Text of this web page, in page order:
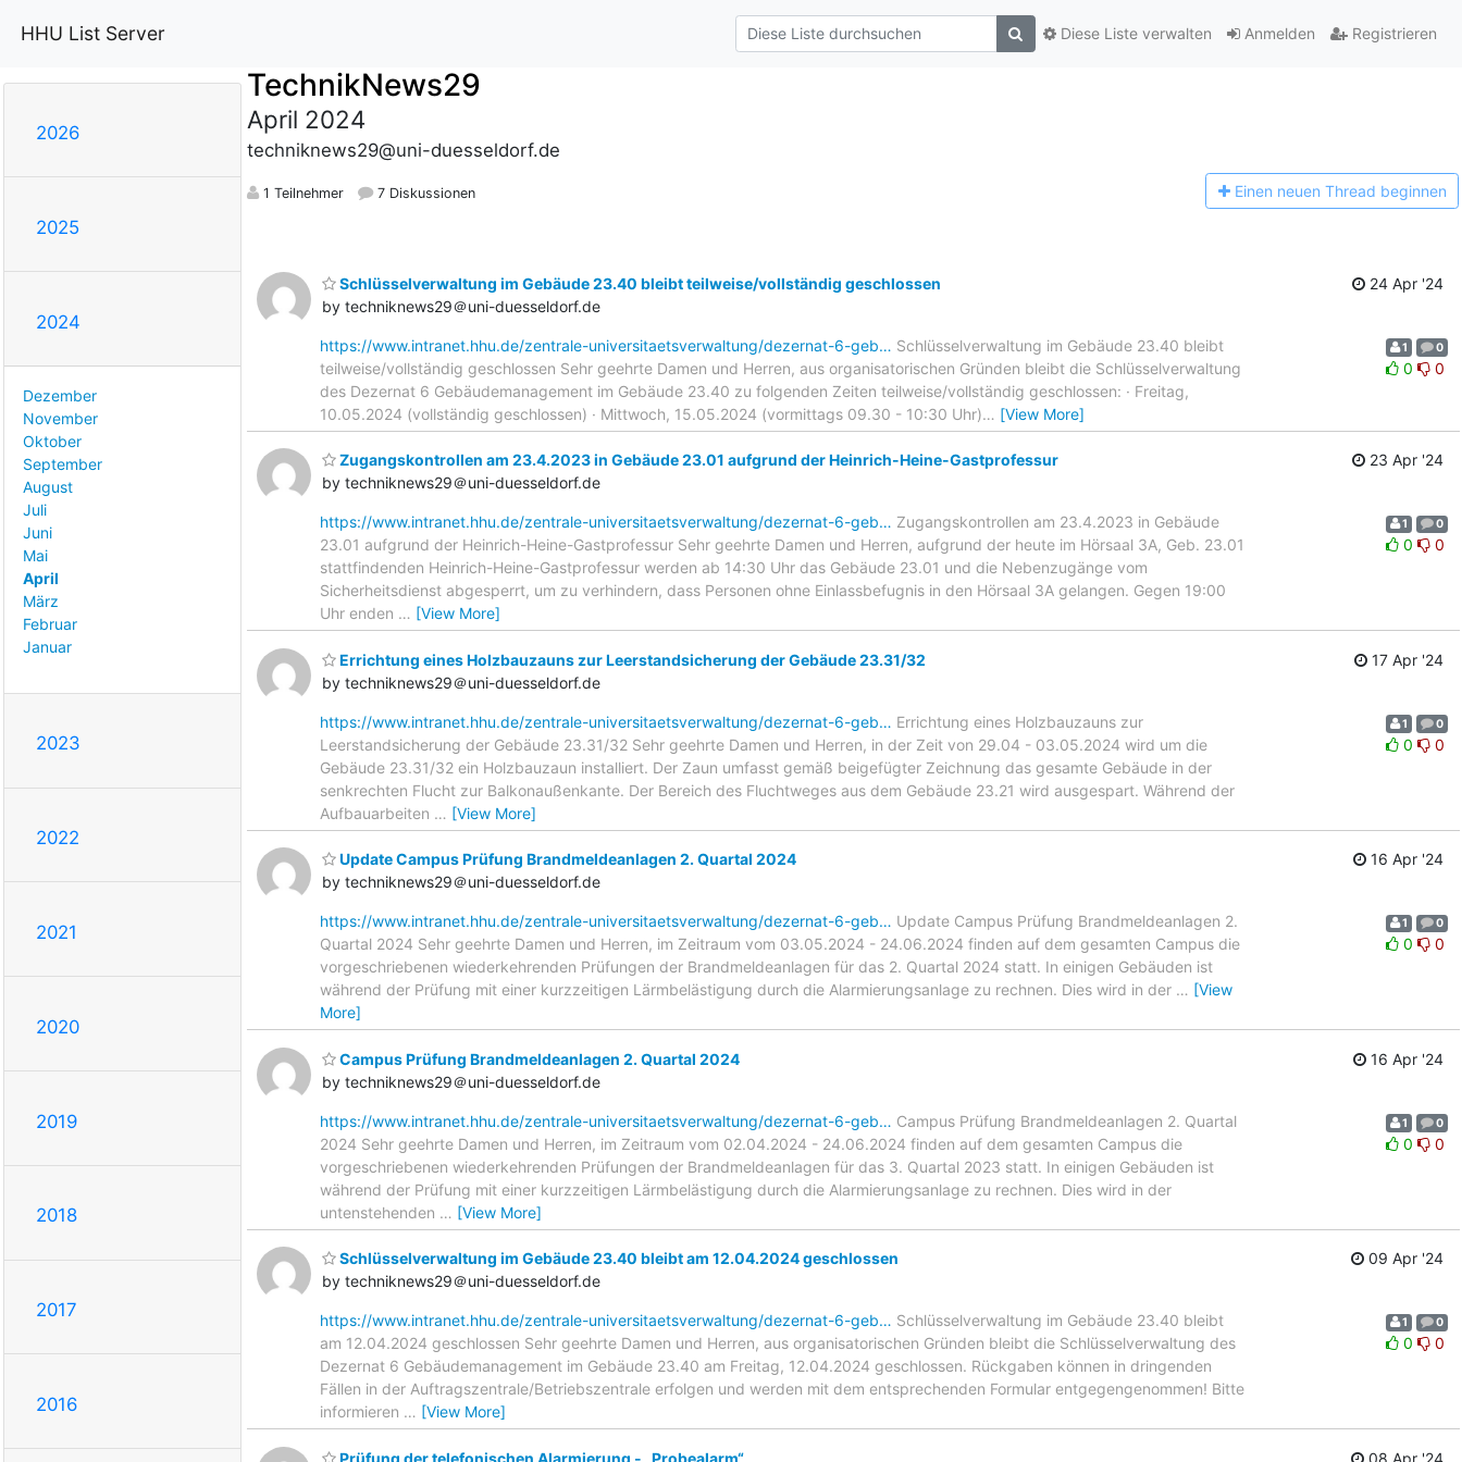
HHU List Server Anmelden Registrieren
Diese Liste verwalten
2026
2025
2024
Dezember
November
Oktober
September
August
Juli
Juni
Mai
April
März
Februar
Januar
2023
2022
2021
2020
2019
2018
2017
2016
TechnikNews29
April 2024
techniknews29@uni-duesseldorf.de
1 Teilnehmer 7 Diskussionen Einen neuen Thread beginnen
Schlüsselverwaltung im Gebäude 23.40 bleibt teilweise/vollständig geschlossen
by techniknews29＠uni-duesseldorf.de
24 Apr '24
https://www.intranet.hhu.de/zentrale-universitaetsverwaltung/dezernat-6-geb… Schlüsselverwaltung im Gebäude 23.40 bleibt
teilweise/vollständig geschlossen Sehr geehrte Damen und Herren, aus organisatorischen Gründen bleibt die Schlüsselverwaltung
des Dezernat 6 Gebäudemanagement im Gebäude 23.40 zu folgenden Zeiten teilweise/vollständig geschlossen: · Freitag,
10.05.2024 (vollständig geschlossen) · Mittwoch, 15.05.2024 (vormittags 09.30 - 10:30 Uhr)… [View More]
1 0
0 0
Zugangskontrollen am 23.4.2023 in Gebäude 23.01 aufgrund der Heinrich-Heine-Gastprofessur
by techniknews29＠uni-duesseldorf.de
23 Apr '24
https://www.intranet.hhu.de/zentrale-universitaetsverwaltung/dezernat-6-geb… Zugangskontrollen am 23.4.2023 in Gebäude
23.01 aufgrund der Heinrich-Heine-Gastprofessur Sehr geehrte Damen und Herren, aufgrund der heute im Hörsaal 3A, Geb. 23.01
stattfindenden Heinrich-Heine-Gastprofessur werden ab 14:30 Uhr das Gebäude 23.01 und die Nebenzugänge vom
Sicherheitsdienst abgesperrt, um zu verhindern, dass Personen ohne Einlassbefugnis in den Hörsaal 3A gelangen. Gegen 19:00
Uhr enden … [View More]
1 0
0 0
Errichtung eines Holzbauzauns zur Leerstandsicherung der Gebäude 23.31/32
by techniknews29＠uni-duesseldorf.de
17 Apr '24
https://www.intranet.hhu.de/zentrale-universitaetsverwaltung/dezernat-6-geb… Errichtung eines Holzbauzauns zur
Leerstandsicherung der Gebäude 23.31/32 Sehr geehrte Damen und Herren, in der Zeit von 29.04 - 03.05.2024 wird um die
Gebäude 23.31/32 ein Holzbauzaun installiert. Der Zaun umfasst gemäß beigefügter Zeichnung das gesamte Gebäude in der
senkrechten Flucht zur Balkonaußenkante. Der Bereich des Fluchtweges aus dem Gebäude 23.21 wird ausgespart. Während der
Aufbauarbeiten … [View More]
1 0
0 0
Update Campus Prüfung Brandmeldeanlagen 2. Quartal 2024
by techniknews29＠uni-duesseldorf.de
16 Apr '24
https://www.intranet.hhu.de/zentrale-universitaetsverwaltung/dezernat-6-geb… Update Campus Prüfung Brandmeldeanlagen 2.
Quartal 2024 Sehr geehrte Damen und Herren, im Zeitraum vom 03.05.2024 - 24.06.2024 finden auf dem gesamten Campus die
vorgeschriebenen wiederkehrenden Prüfungen der Brandmeldeanlagen für das 2. Quartal 2024 statt. In einigen Gebäuden ist
während der Prüfung mit einer kurzzeitigen Lärmbelästigung durch die Alarmierungsanlage zu rechnen. Dies wird in der … [View
More]
1 0
0 0
Campus Prüfung Brandmeldeanlagen 2. Quartal 2024
by techniknews29＠uni-duesseldorf.de
16 Apr '24
https://www.intranet.hhu.de/zentrale-universitaetsverwaltung/dezernat-6-geb… Campus Prüfung Brandmeldeanlagen 2. Quartal
2024 Sehr geehrte Damen und Herren, im Zeitraum vom 02.04.2024 - 24.06.2024 finden auf dem gesamten Campus die
vorgeschriebenen wiederkehrenden Prüfungen der Brandmeldeanlagen für das 3. Quartal 2023 statt. In einigen Gebäuden ist
während der Prüfung mit einer kurzzeitigen Lärmbelästigung durch die Alarmierungsanlage zu rechnen. Dies wird in der
untenstehenden … [View More]
1 0
0 0
Schlüsselverwaltung im Gebäude 23.40 bleibt am 12.04.2024 geschlossen
by techniknews29＠uni-duesseldorf.de
09 Apr '24
https://www.intranet.hhu.de/zentrale-universitaetsverwaltung/dezernat-6-geb… Schlüsselverwaltung im Gebäude 23.40 bleibt
am 12.04.2024 geschlossen Sehr geehrte Damen und Herren, aus organisatorischen Gründen bleibt die Schlüsselverwaltung des
Dezernat 6 Gebäudemanagement im Gebäude 23.40 am Freitag, 12.04.2024 geschlossen. Rückgaben können in dringenden
Fällen in der Auftragszentrale/Betriebszentrale erfolgen und werden mit dem entsprechenden Formular entgegengenommen! Bitte
informieren … [View More]
1 0
0 0
Prüfung der telefonischen Alarmierung - „Probealarm“ 08 Apr '24